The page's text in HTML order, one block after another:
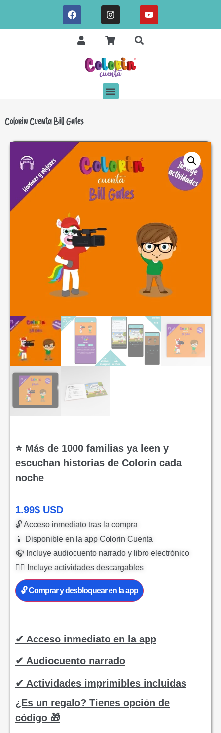
Colorin Cuenta Bill Gates
⭐ Más de 1000 familias ya leen y
escuchan historias de Colorin cada
noche
1.99$ USD
🔓 Acceso inmediato tras la compra
📱 Disponible en la app Colorin Cuenta
🎧 Incluye audiocuento narrado y libro electrónico
✍🏻 Incluye actividades descargables
🔓 Comprar y desbloquear en la app
✔ Acceso inmediato en la app
✔ Audiocuento narrado
✔ Actividades imprimibles incluidas
¿Es un regalo? Tienes opción de
código 🎁